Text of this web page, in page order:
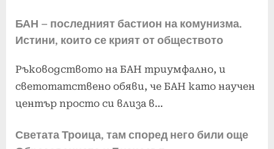
БАН – последният бастион на комунизма.
Истини, които се крият от обществото
Ръководството на БАН триумфално, и
светотатствено обяви, че БАН като научен
център просто си влиза в…
Светата Троица, там според него били още